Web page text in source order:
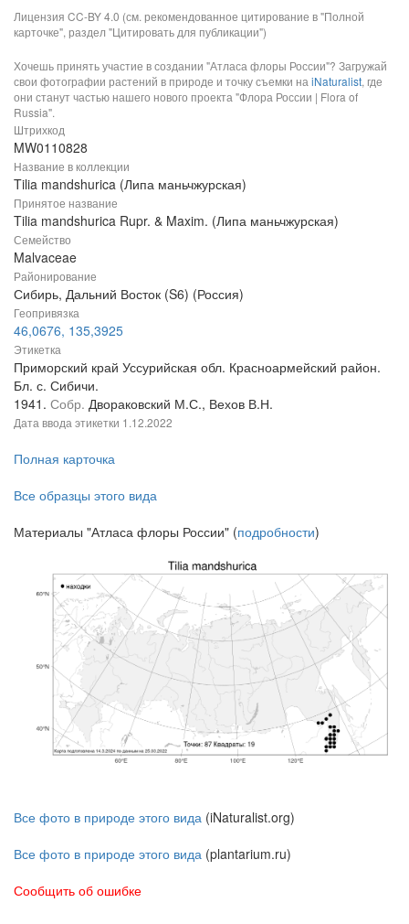
Лицензия CC-BY 4.0 (см. рекомендованное цитирование в "Полной
карточке", раздел "Цитировать для публикации")
Хочешь принять участие в создании "Атласа флоры России"? Загружай
свои фотографии растений в природе и точку съемки на iNaturalist, где
они станут частью нашего нового проекта "Флора России | Flora of
Russia".
Штрихкод
MW0110828
Название в коллекции
Tilia mandshurica (Липа маньчжурская)
Принятое название
Tilia mandshurica Rupr. & Maxim. (Липа маньчжурская)
Семейство
Malvaceae
Районирование
Сибирь, Дальний Восток (S6) (Россия)
Геопривязка
46,0676, 135,3925
Этикетка
Приморский край Уссурийская обл. Красноармейский район.
Бл. с. Сибичи.
1941. Собр. Двораковский М.С., Вехов В.Н.
Дата ввода этикетки 1.12.2022
Полная карточка
Все образцы этого вида
Материалы "Атласа флоры России" (подробности)
Все фото в природе этого вида (iNaturalist.org)
Все фото в природе этого вида (plantarium.ru)
Сообщить об ошибке